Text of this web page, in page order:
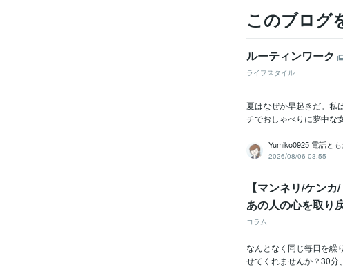
このブログ
ルーティンワーク
ライフスタイル
夏はなぜか早起きだ。私
チでおしゃべりに夢中な
Yumiko0925 電話と
2026/08/06 03:55
【マンネリ/ケン
あの人の心を取り
コラム
なんとなく同じ毎日を繰
せてくれませんか？30分